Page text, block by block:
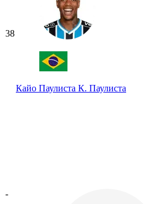
38
Кайо Паулиста К. Паулиста
-